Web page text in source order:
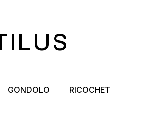
GONDOLO RICOCHET